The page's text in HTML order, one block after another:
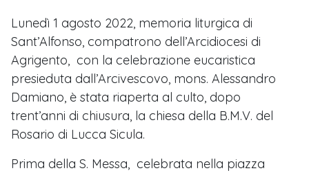
Lunedì 1 agosto 2022, memoria liturgica di
Sant’Alfonso, compatrono dell’Arcidiocesi di
Agrigento, con la celebrazione eucaristica
presieduta dall’Arcivescovo, mons. Alessandro
Damiano, è stata riaperta al culto, dopo
trent’anni di chiusura, la chiesa della B.M.V. del
Rosario di Lucca Sicula.
Prima della S. Messa, celebrata nella piazza